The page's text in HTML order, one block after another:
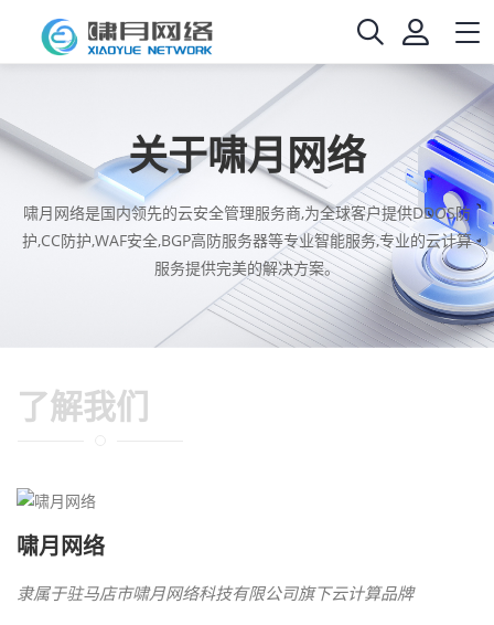
关于啸月网络
啸月网络是国内领先的云安全管理服务商,为全球客户提供DDOS防
护,CC防护,WAF安全,BGP高防服务器等专业智能服务,专业的云计算
服务提供完美的解决方案。
了解我们
啸月网络
隶属于驻马店市啸月网络科技有限公司旗下云计算品牌